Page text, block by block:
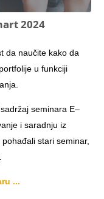
2024
da naučite kako da
u funkciji
seminara E–
i saradnju iz
stari seminar,
...